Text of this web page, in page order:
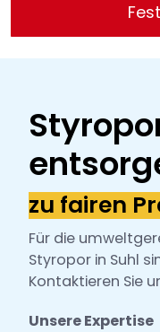
o
zu fairen
Für die
Styropor in Suhl
Kontaktieren Sie
Unsere Expertise